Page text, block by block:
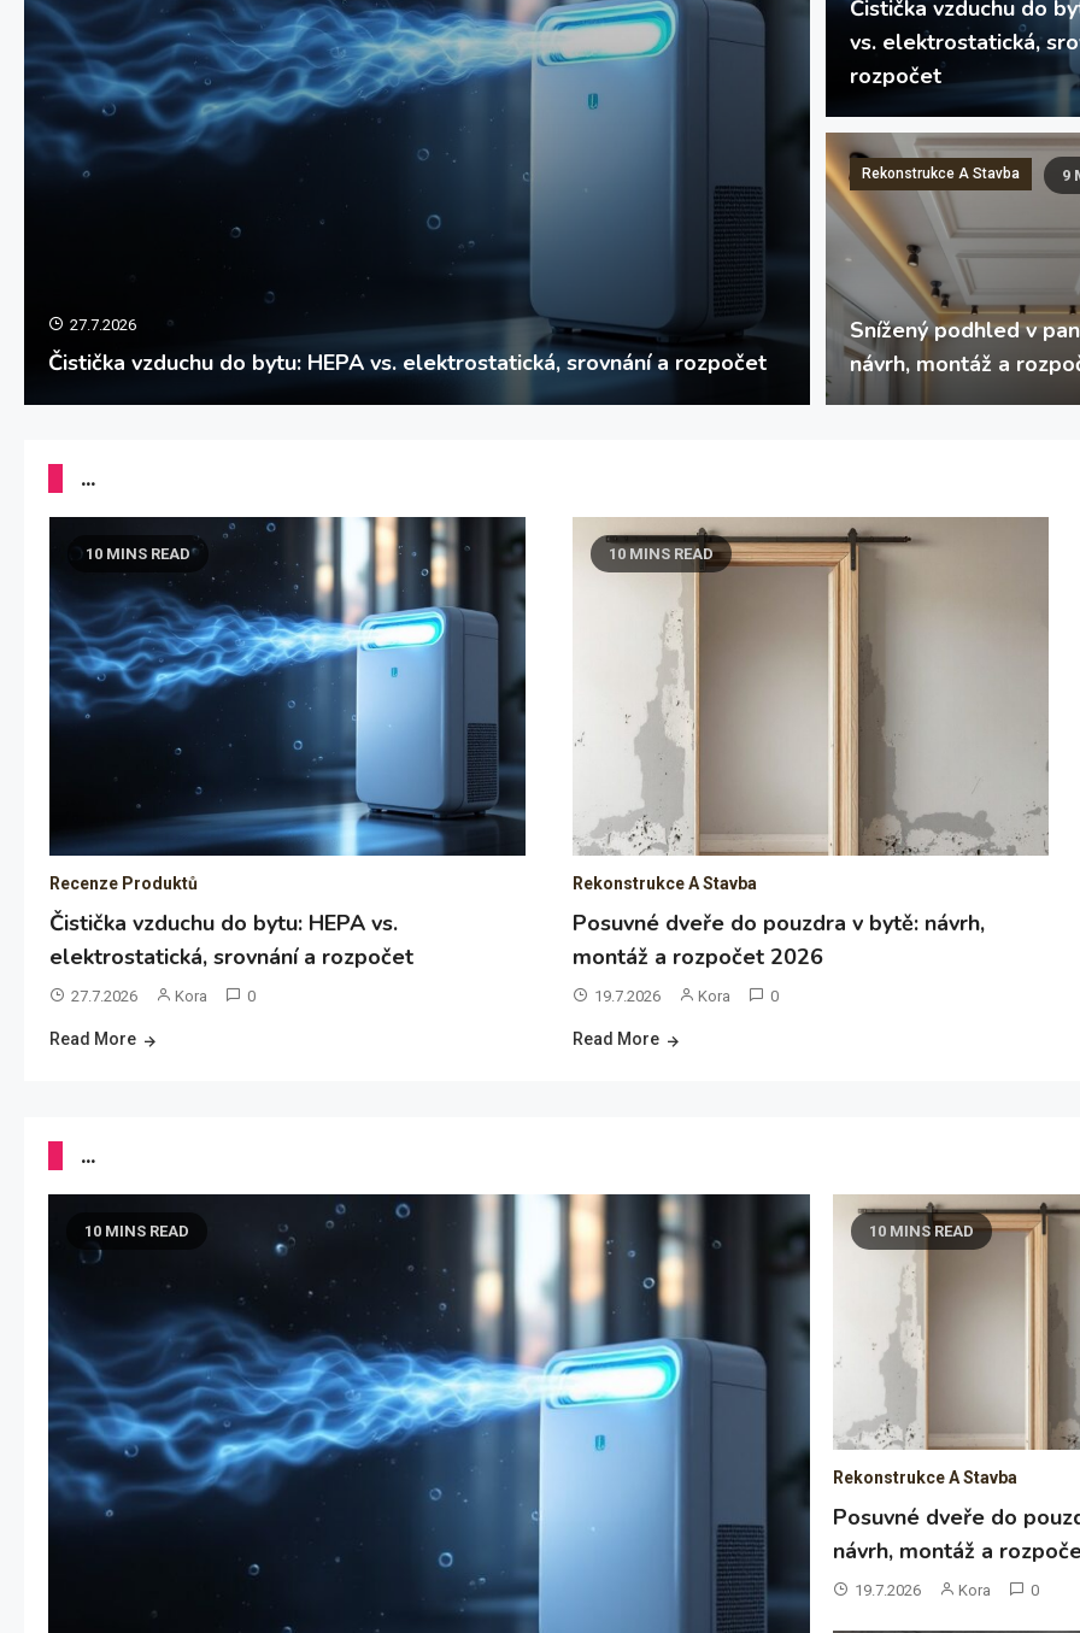
19.7.2026
Posuvné dveře do pouzdra v bytě: návrh, montáž a rozpočet 2026
12.7.2026
Snížený podhled v
Čistička vzduchu do
vs. elektrostatická,
rozpočet
Rekonstrukce A Stavba 9
Snížený podhled v
návrh, montáž a
...
10 MINS READ
Recenze Produktů
Čistička vzduchu do bytu: HEPA vs.
elektrostatická, srovnání a rozpočet
27.7.2026 Kora 0
Read More
10 MINS READ
Rekonstrukce A Stavba
Posuvné dveře do pouzdra v bytě: návrh,
montáž a rozpočet 2026
19.7.2026 Kora 0
Read More
...
10 MINS READ 10 MINS READ
Rekonstrukce A Stavba
Posuvné dveře do
návrh, montáž a
19.7.2026 Kora 0